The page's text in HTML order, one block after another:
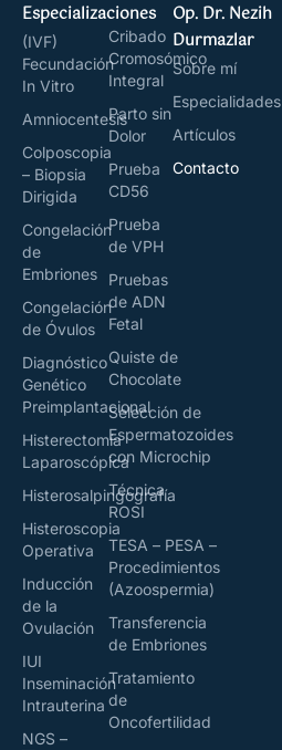
Op. Dr. Nezih
Durmazlar
Sobre mí
Especialidades
Artículos
Contacto
Especializaciones
(IVF)
Fecundación
In Vitro
Amniocentesis
Colposcopia
– Biopsia
Dirigida
Congelación
de
Embriones
Congelación
de Óvulos
Diagnóstico
Genético
Preimplantacional
Histerectomía
Laparoscópica
Histerosalpingografía
Histeroscopia
Operativa
Inducción
de la
Ovulación
IUI
Inseminación
Intrauterina
NGS –
Cribado
Cromosómico
Integral
Parto sin
Dolor
Prueba
CD56
Prueba
de VPH
Pruebas
de ADN
Fetal
Quiste de
Chocolate
Selección de
Espermatozoides
con Microchip
Técnica
ROSI
TESA – PESA –
Procedimientos
(Azoospermia)
Transferencia
de Embriones
Tratamiento
de
Oncofertilidad